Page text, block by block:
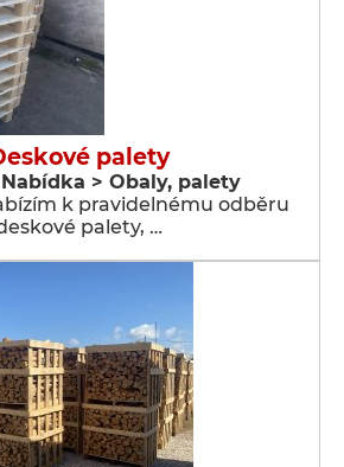
palety
> Obaly, palety
k pravidelnému odběru
palety, …